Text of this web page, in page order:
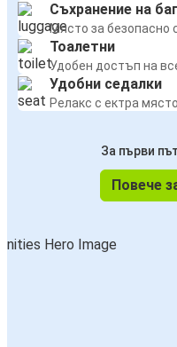
Съхранение на
Място за безопасно
Тоалетни
Удобен достъп на
Удобни седалки
Релакс с ектра
За първи
Повече